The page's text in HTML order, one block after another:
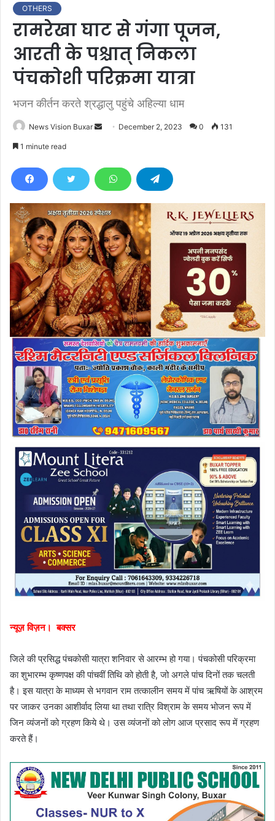
OTHERS
रामरेखा घाट से गंगा पूजन,
आरती के पश्चात् निकला
पंचकोशी परिक्रमा यात्रा
भजन कीर्तन करते श्रद्धालु पहुंचे अहिल्या धाम
News Vision Buxar
d
e
m
a
i
l
December 2, 2023 0 131
1 minute read
न्यूज़ विज़न। बक्सर
जिले की प्रसिद्ध पंचकोसी यात्रा शनिवार से आरम्भ हो गया। पंचकोसी परिक्रमा
का शुभारम्भ कृष्णपक्ष की पांचवीं तिथि को होती है, जो अगले पांच दिनों तक चलती
है। इस यात्रा के माध्यम से भगवान राम तत्कालीन समय में पांच ऋषियों के आश्रम
पर जाकर उनका आशीर्वाद लिया था तथा रात्रि विश्राम के समय भोजन रूप में
जिन व्यंजनों को ग्रहण किये थे। उस व्यंजनों को लोग आज प्रसाद रूप में ग्रहण
करते हैं।